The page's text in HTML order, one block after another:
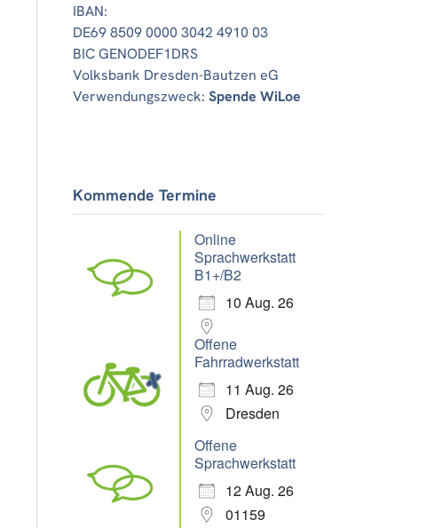
IBAN:
DE69 8509 0000 3042 4910 03
BIC GENODEF1DRS
Volksbank Dresden-Bautzen eG
Verwendungszweck:Spende WiLoe
Kommende Termine
Online
Sprachwerkstatt
B1+/B2
10 Aug. 26
Offene
Fahrradwerkstatt
11 Aug. 26
Dresden
Offene
Sprachwerkstatt
12 Aug. 26
01159